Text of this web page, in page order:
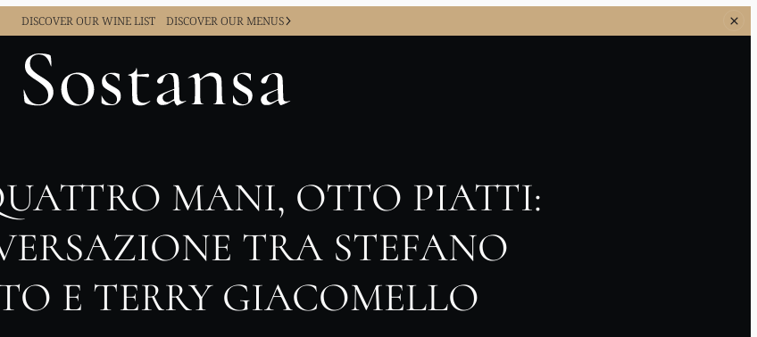
DISCOVER OUR WINE LIST DISCOVER OUR MENUS
MANI, OTTO PIATTI:
TRA STEFANO
E TERRY GIACOMELLO